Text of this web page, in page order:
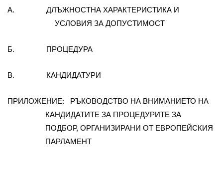
А. ДЛЪЖНОСТНА ХАРАКТЕРИСТИКА И
УСЛОВИЯ ЗА ДОПУСТИМОСТ
Б. ПРОЦЕДУРА
В. КАНДИДАТУРИ
ПРИЛОЖЕНИЕ: РЪКОВОДСТВО НА ВНИМАНИЕТО НА
КАНДИДАТИТЕ ЗА ПРОЦЕДУРИТЕ ЗА
ПОДБОР, ОРГАНИЗИРАНИ ОТ ЕВРОПЕЙСКИЯ
ПАРЛАМЕНТ